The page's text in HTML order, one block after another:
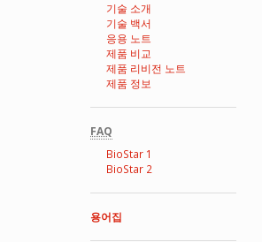
기술 소개
기술 백서
응용 노트
제품 비교
제품 리비전 노트
제품 정보
FAQ
BioStar 1
BioStar 2
용어집